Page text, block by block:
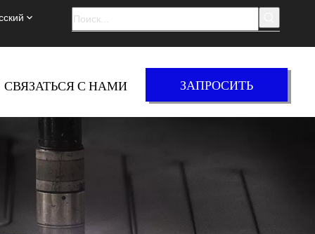
СВЯЗАТЬСЯ С НАМИ
ЗАПРОСИТЬ
ЦЕНУ